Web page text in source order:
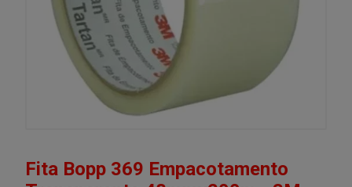
Fita Bopp 369 Empacotamento